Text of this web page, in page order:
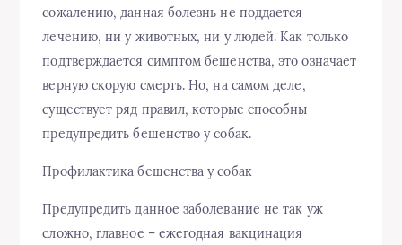
сожалению, данная болезнь не поддается
лечению, ни у животных, ни у людей. Как только
подтверждается симптом бешенства, это означает
верную скорую смерть. Но, на самом деле,
существует ряд правил, которые способны
предупредить бешенство у собак.
Профилактика бешенства у собак
Предупредить данное заболевание не так уж
сложно, главное – ежегодная вакцинация